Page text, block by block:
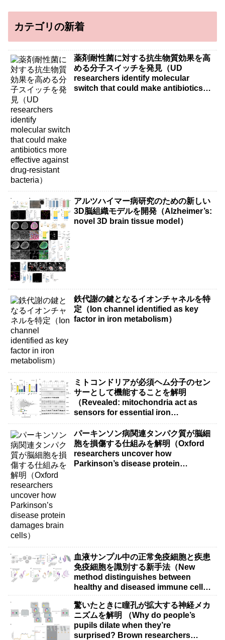
カテゴリの新着
薬剤耐性菌に対する抗生物質効果を高
める分子スイッチを発見（UD
researchers identify molecular
switch that could make antibiotics
アルツハイマー病研究のための新しい
3D脳組織モデルを開発（Alzheimer’s:
novel 3D brain tissue model）
鉄代謝の鍵となるイオンチャネルを特
定（Ion channel identified as key
factor in iron metabolism）
ミトコンドリアが必須ヘム分子のセン
サーとして機能することを解明
（Revealed: mitochondria act as
sensors for essential iron
パーキンソン病関連タンパク質が脳細
胞を損傷する仕組みを解明（Oxford
researchers uncover how
Parkinson’s disease protein
血液サンプル中の正常免疫細胞と疾患
免疫細胞を識別する新手法（New
method distinguishes between
healthy and diseased immune cells
驚いたときに瞳孔が拡大する神経メカ
ニズムを解明 （Why do people’s
pupils dilate when they’re
surprised? Brown researchers